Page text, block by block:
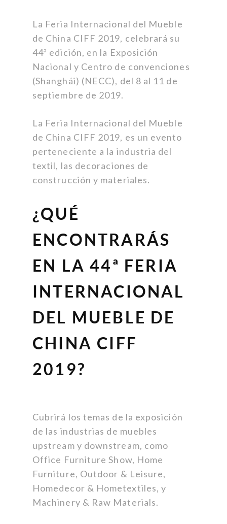
La Feria Internacional del Mueble
de China CIFF 2019, celebrará su
44ª edición, en la Exposición
Nacional y Centro de convenciones
(Shanghái) (NECC), del 8 al 11 de
septiembre de 2019.
La Feria Internacional del Mueble
de China CIFF 2019, es un evento
perteneciente a la industria del
textil, las decoraciones de
construcción y materiales.
¿QUÉ
ENCONTRARÁS
EN LA 44ª FERIA
INTERNACIONAL
DEL MUEBLE DE
CHINA CIFF
2019?
Cubrirá los temas de la exposición
de las industrias de muebles
upstream y downstream, como
Office Furniture Show, Home
Furniture, Outdoor & Leisure,
Homedecor & Hometextiles, y
Machinery & Raw Materials.